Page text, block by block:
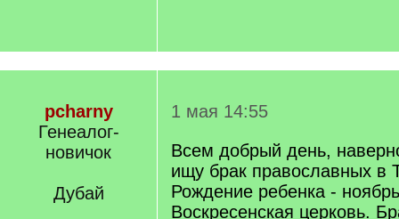
pcharny
Генеалог-
новичок
Дубай
1 мая 14:55
Всем добрый день,
ищу брак православных в
Рождение ребенка -
Воскресенская церковь.